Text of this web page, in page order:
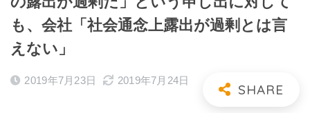
も、会社「社会通念上露出が過剰とは言
えない」
2019年7月23日 2019年7月24日